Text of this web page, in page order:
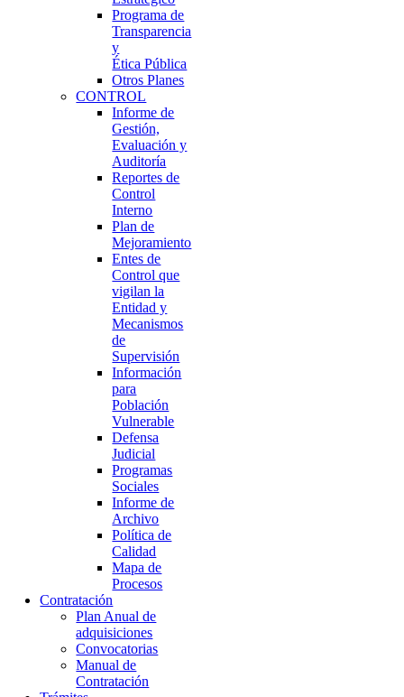
Programa de
Transparencia
y
Ética Pública
Otros Planes
CONTROL
Informe de
Gestión,
Evaluación y
Auditoría
Reportes de
Control
Interno
Plan de
Mejoramiento
Entes de
Control que
vigilan la
Entidad y
Mecanismos
de
Supervisión
Información
para
Población
Vulnerable
Defensa
Judicial
Programas
Sociales
Informe de
Archivo
Política de
Calidad
Mapa de
Procesos
Contratación
Plan Anual de
adquisiciones
Convocatorias
Manual de
Contratación